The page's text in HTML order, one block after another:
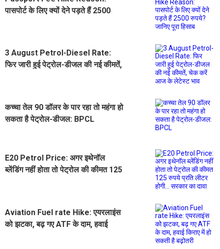
पासपोर्ट के लिए क्यों देने पड़ते हैं 2500
3 August Petrol-Diesel Rate:
फिर जारी हुई पेट्रोल-डीजल की नई कीमतें,
कच्चा तेल 90 डॉलर के पार रहा तो महंगा हो
सकता है पेट्रोल-डीजल: BPCL
E20 Petrol Price: अगर इथेनॉल
ब्लेंडिंग नहीं होता तो पेट्रोल की कीमत 125
Aviation Fuel rate Hike: एयरलाइंस
को झटका, बढ़ गए ATF के दाम, हवाई